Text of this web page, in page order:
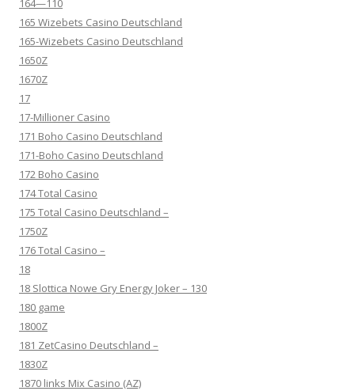
164—110
165 Wizebets Casino Deutschland
165-Wizebets Casino Deutschland
1650Z
1670Z
17
17-Millioner Casino
171 Boho Casino Deutschland
171-Boho Casino Deutschland
172 Boho Casino
174 Total Casino
175 Total Casino Deutschland –
1750Z
176 Total Casino –
18
18 Slottica Nowe Gry Energy Joker – 130
180 game
1800Z
181 ZetCasino Deutschland –
1830Z
1870 links Mix Casino (AZ)